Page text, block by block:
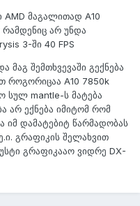
AMD მაგალითად A10
რამდენიც არ უნდა
3-ში 40 FPS
მაგ შემთხვევაში გექნება
როგორიცაა A10 7850k
სულ mantle-ს მატება
არ ექნება იმიტომ რომ
დამატებიტ წარმადობას
გრაფიკის შელახვით
გრაფიკააო ვიდრე DX-